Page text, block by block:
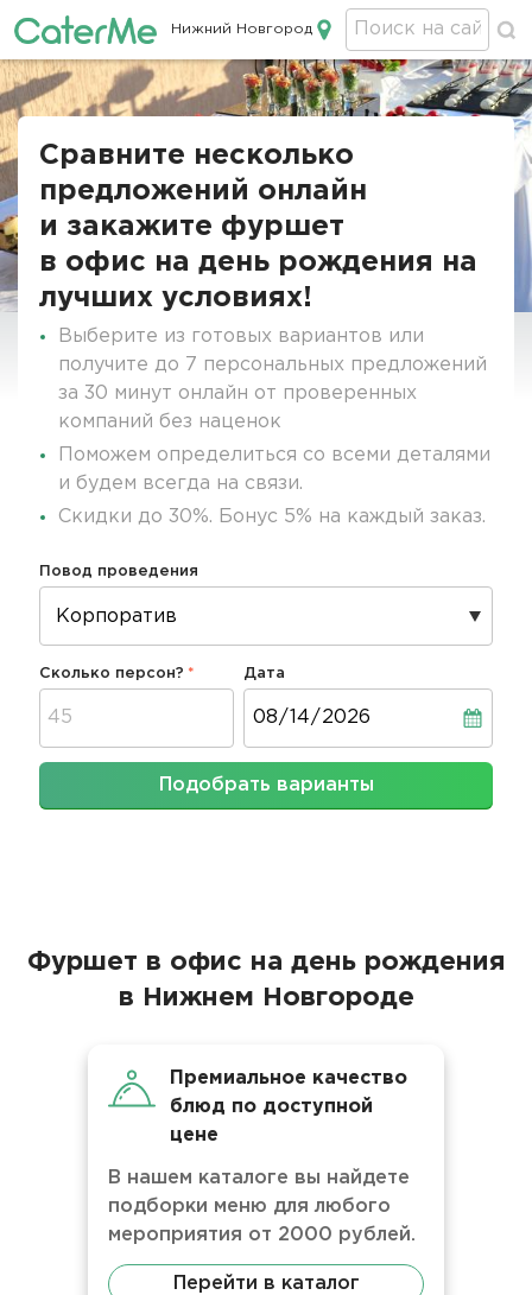
Кейтеринг в Нижнем Новгороде
Нижний Новгород
Строка
Сравните несколько
предложений онлайн
и закажите фуршет
в офис на день рождения на
лучших условиях!
Выберите из готовых вариантов или
получите до 7 персональных предложений
за 30 минут онлайн от проверенных
компаний без наценок
Поможем определиться со всеми деталями
и будем всегда на связи.
Скидки до 30%. Бонус 5% на каждый заказ.
Повод проведения
Сколько персон? Дата
Подобрать варианты
Фуршет в офис на день рождения
в Нижнем Новгороде
Премиальное качество
блюд по доступной
цене
В нашем каталоге вы найдете
подборки меню для любого
мероприятия от 2000 рублей.
Перейти в каталог